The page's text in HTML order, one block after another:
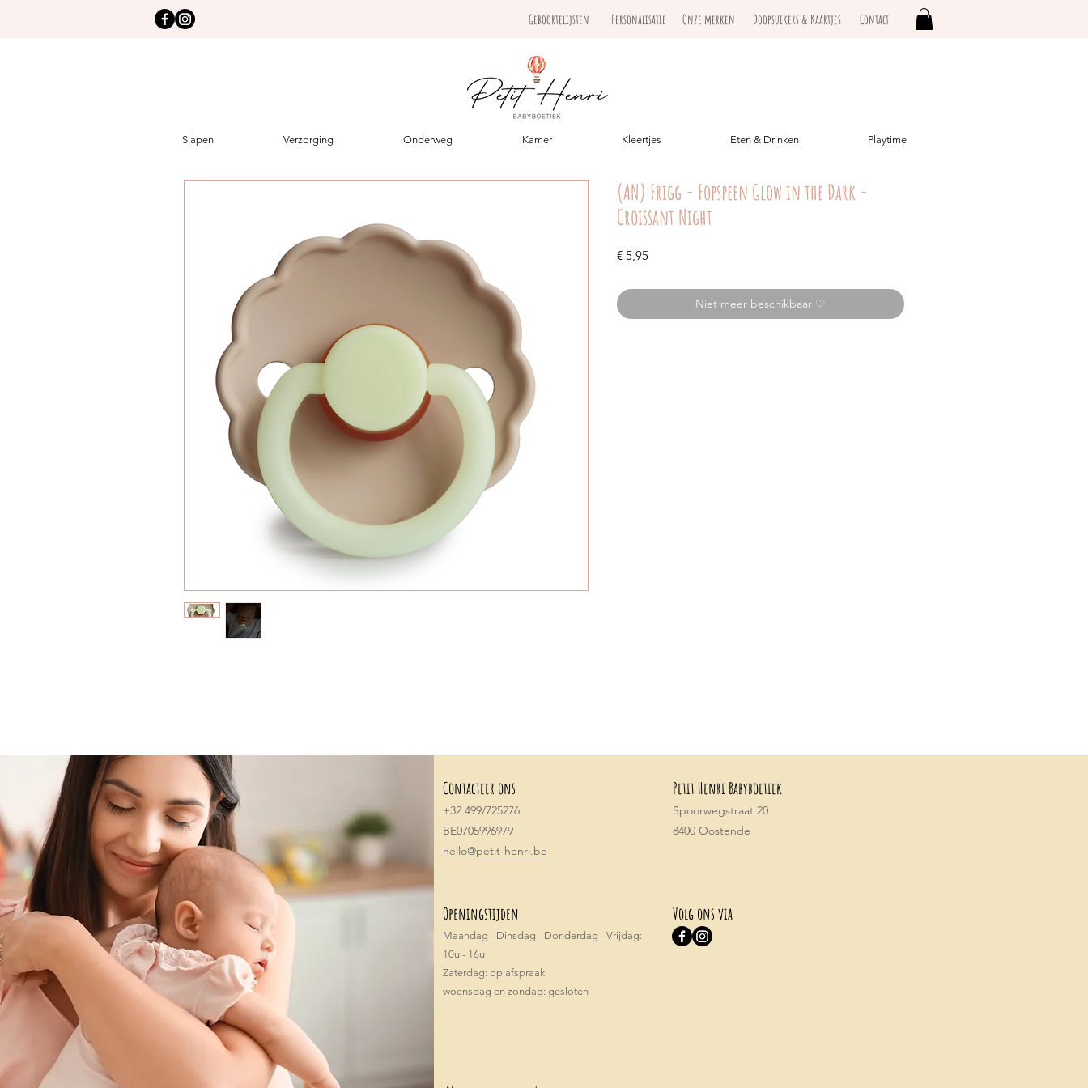
Geboortelijsten Doopsuikers & Kaartjes Contact
Onze merken
Personalisatie
Slapen Verzorging Onderweg Kamer Kleertjes Eten & Drinken Playtime
(AN) Frigg - Fopspeen Glow in the Dark -
Croissant Night
€ 5,95Prijs
Niet meer beschikbaar ♡
Contacteer ons
+32 499/725276
BE0705996979
hello@petit-henri.be
Petit Henri Babyboetiek
Spoorwegstraat 20
8400 Oostende
Openingstijden
Maandag - Dinsdag - Donderdag - Vrijdag:
10u - 16u
​​Zaterdag: op afspraak
woensdag en zondag: gesloten
Volg ons via